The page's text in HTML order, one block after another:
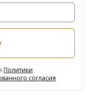
Политики
согласия